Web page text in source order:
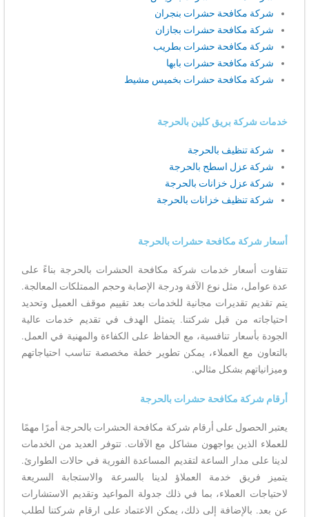
شركة مكافحة حشرات بنجران
شركة مكافحة حشرات بجازان
شركة مكافحة حشرات بطريب
شركة مكافحة حشرات بابها
شركة مكافحة حشرات بخميس مشيط
خدمات شركة بريق كلين بالحرجة
شركة تنظيف بالحرجة
شركة عزل اسطح بالحرجة
شركة عزل خزانات بالحرجة
شركة تنظيف خزانات بالحرجة
أسعار شركة مكافحة حشرات بالحرجة
تتفاوت أسعار خدمات شركة مكافحة الحشرات بالحرجة بناءً على
عدة عوامل، مثل نوع الآفة ودرجة الإصابة وحجم الممتلكات المعالجة.
يتم تقديم تقديرات مجانية للخدمات بعد تقييم موقف العميل وتحديد
احتياجاته من قبل شركتنا. يتمثل الهدف في تقديم خدمات عالية
الجودة بأسعار تنافسية، مع الحفاظ على الكفاءة والمهنية في العمل.
بالتعاون مع العملاء، يمكن تطوير خطة مخصصة تناسب احتياجاتهم
وميزانياتهم بشكل مثالي.
أرقام شركة مكافحة حشرات بالحرجة
يعتبر الحصول على أرقام شركة مكافحة الحشرات بالحرجة أمرًا مهمًا
للعملاء الذين يواجهون مشاكل مع الآفات. تتوفر العديد من الخدمات
لدينا على مدار الساعة لتقديم المساعدة الفورية في حالات الطوارئ.
يتميز فريق خدمة العملاؤ لدينا بالسرعة والاستجابة السريعة
لاحتياجات العملاء، بما في ذلك جدولة المواعيد وتقديم الاستشارات
عن بعد. بالإضافة إلى ذلك، يمكن الاعتماد على ارقام شركتنا لطلب